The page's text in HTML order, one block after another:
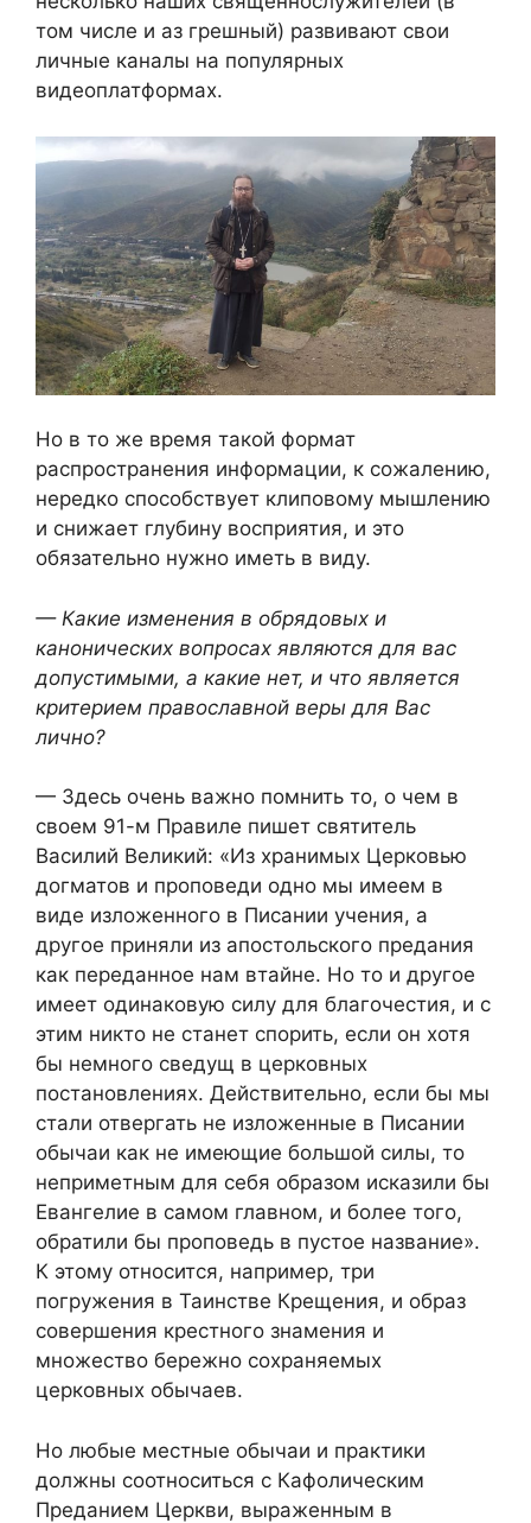
том числе и аз грешный) развивают свои
личные каналы на популярных
видеоплатформах.
Но в то же время такой формат
распространения информации, к сожалению,
нередко способствует клиповому мышлению
и снижает глубину восприятия, и это
обязательно нужно иметь в виду.
— Какие изменения в обрядовых и
канонических вопросах являются для вас
допустимыми, а какие нет, и что является
критерием православной веры для Вас
лично?
— Здесь очень важно помнить то, о чем в
своем 91-м Правиле пишет святитель
Василий Великий: «Из хранимых Церковью
догматов и проповеди одно мы имеем в
виде изложенного в Писании учения, а
другое приняли из апостольского предания
как переданное нам втайне. Но то и другое
имеет одинаковую силу для благочестия, и с
этим никто не станет спорить, если он хотя
бы немного сведущ в церковных
постановлениях. Действительно, если бы мы
стали отвергать не изложенные в Писании
обычаи как не имеющие большой силы, то
неприметным для себя образом исказили бы
Евангелие в самом главном, и более того,
обратили бы проповедь в пустое название».
К этому относится, например, три
погружения в Таинстве Крещения, и образ
совершения крестного знамения и
множество бережно сохраняемых
церковных обычаев.
Но любые местные обычаи и практики
должны соотноситься с Кафолическим
Преданием Церкви, выраженным в